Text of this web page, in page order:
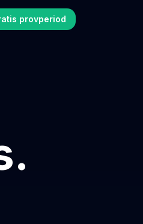
provperiod